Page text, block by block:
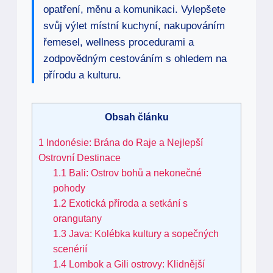
opatření, měnu a komunikaci. Vylepšete
svůj výlet místní kuchyní, nakupováním
řemesel, wellness procedurami a
zodpovědným cestováním s ohledem na
přírodu a kulturu.
Obsah článku
1 Indonésie: Brána do Raje a Nejlepší
Ostrovní Destinace
1.1 Bali: Ostrov bohů a nekonečné
pohody
1.2 Exotická příroda a setkání s
orangutany
1.3 Java: Kolébka kultury a sopečných
scenérií
1.4 Lombok a Gili ostrovy: Klidnější